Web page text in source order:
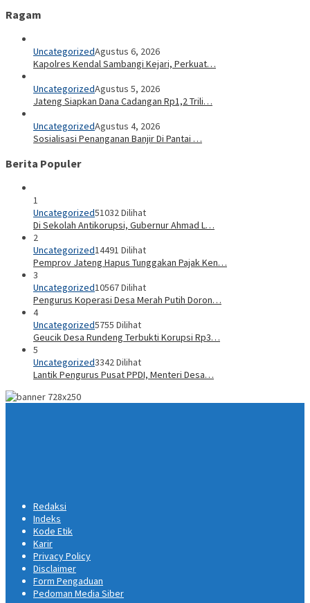
Ragam
UncategorizedAgustus 6, 2026
Kapolres Kendal Sambangi Kejari, Perkuat…
UncategorizedAgustus 5, 2026
Jateng Siapkan Dana Cadangan Rp1,2 Trili…
UncategorizedAgustus 4, 2026
Sosialisasi Penanganan Banjir Di Pantai …
Berita Populer
1
Uncategorized51032 Dilihat
Di Sekolah Antikorupsi, Gubernur Ahmad L…
2
Uncategorized14491 Dilihat
Pemprov Jateng Hapus Tunggakan Pajak Ken…
3
Uncategorized10567 Dilihat
Pengurus Koperasi Desa Merah Putih Doron…
4
Uncategorized5755 Dilihat
Geucik Desa Rundeng Terbukti Korupsi Rp3…
5
Uncategorized3342 Dilihat
Lantik Pengurus Pusat PPDI, Menteri Desa…
Redaksi
Indeks
Kode Etik
Karir
Privacy Policy
Disclaimer
Form Pengaduan
Pedoman Media Siber